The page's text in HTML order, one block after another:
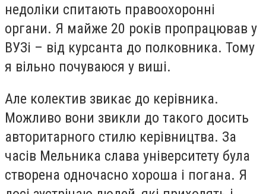
недоліки спитають правоохоронні
органи. Я майже 20 років пропрацював у
ВУЗі – від курсанта до полковника. Тому
я вільно почуваюся у виші.
Але колектив звикає до керівника.
Можливо вони звикли до такого досить
авторитарного стилю керівництва. За
часів Мельника слава університету була
створена одночасно хороша і погана. Я